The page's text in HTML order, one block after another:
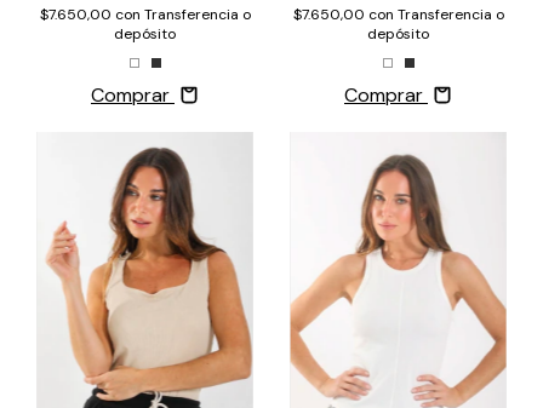
$7.650,00 con Transferencia o
depósito
Comprar
$7.650,00 con Transferencia o
depósito
Comprar